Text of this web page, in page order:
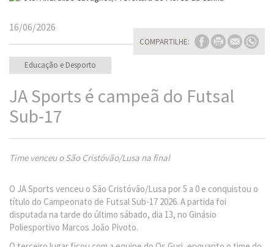
COMPARTILHE:
16/06/2026
Educação e Desporto
JA Sports é campeã do Futsal
Sub-17
Time venceu o São Cristóvão/Lusa na final
O JA Sports venceu o São Cristóvão/Lusa por 5 a 0 e conquistou o
título do Campeonato de Futsal Sub-17 2026. A partida foi
disputada na tarde do último sábado, dia 13, no Ginásio
Poliesportivo Marcos João Pivoto.